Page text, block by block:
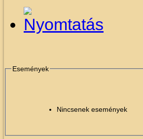
Események
Nincsenek események